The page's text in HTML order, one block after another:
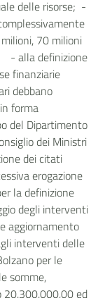
delle risorse; -
70 milioni
- alla definizione
finanziarie
debbano
forma
del Dipartimento
dei Ministri
dei citati
erogazione
la definizione
degli interventi
aggiornamento
interventi delle
per le
somme,
20.300.000,00 ed